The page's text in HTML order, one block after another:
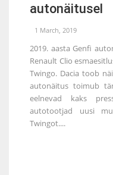
autonäitusel
1 March, 2019
2019. aasta Genfi
Renault Clio
Twingo. Dacia toob
autonäitus toimub
eelnevad kaks
autotootjad uusi
Twingot....